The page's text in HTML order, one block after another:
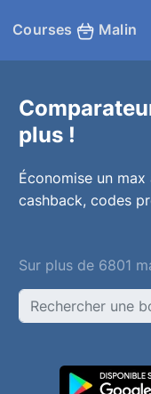
Courses Malin
plus !
Économise un
cashback, codes
Sur plus de 6801